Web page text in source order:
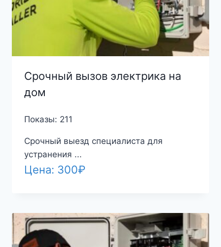
Срочный вызов электрика на
дом
Показы: 211
Срочный выезд специалиста для
устранения ...
Цена: 300₽